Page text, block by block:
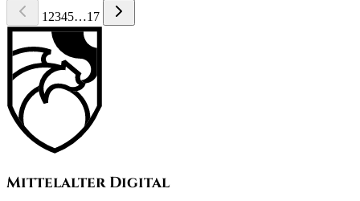
1 2345…17
Mittelalter Digital